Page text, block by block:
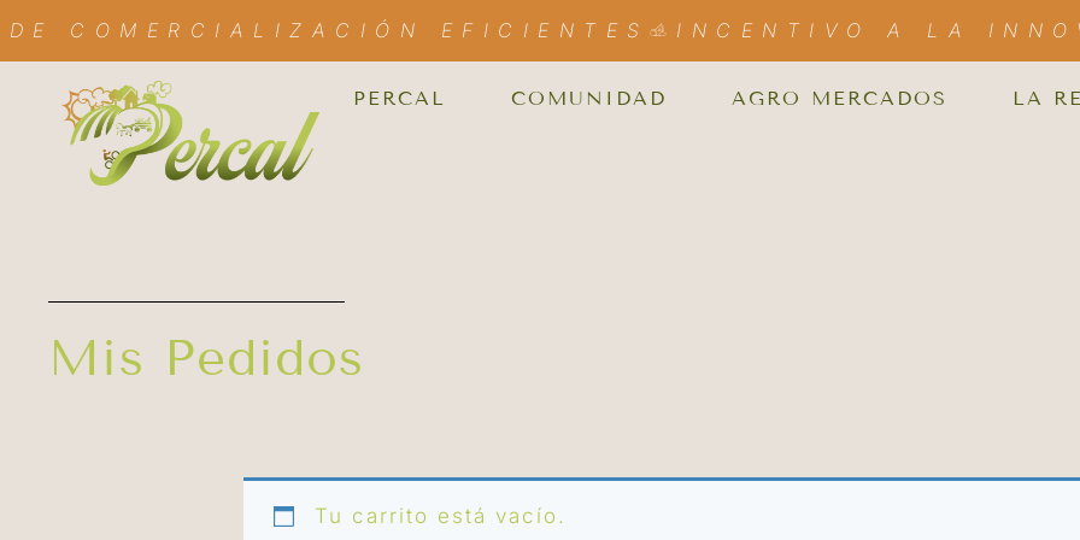
COMERCIALIZACIÓN EFICIENTES INCENTIVO A LA
PERCAL COMUNIDAD AGRO MERCADOS LA
Mis Pedidos
Tu carrito está vacío.